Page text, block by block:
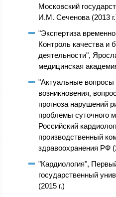
Московский
И.М. Сеченова (2013
"Экспертиза
Контроль качества и
деятельности",
медицинская
"Актуальные
возникновения,
прогноза нарушений
проблемы суточного
Российский
производственный
здравоохранения РФ
"Кардиология",
государственный
(2015 г.)